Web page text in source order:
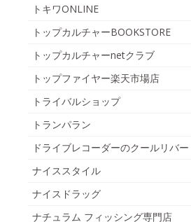
トキワONLINE
トップカルチャーBOOKSTORE
トップカルチャーnetクラブ
トップファイヤー楽天市場店
トライバルショップ
トランパラン
ドライブレコーダーのクールリバー
ナイススタイル
ナイスドラッグ
ナチュラム フィッシング専門店